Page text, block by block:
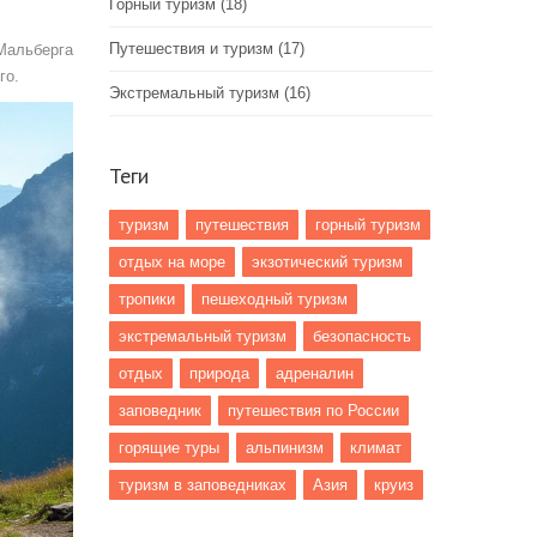
Горный туризм (18)
Путешествия и туризм (17)
Экстремальный туризм (16)
Теги
туризм путешествия горный туризм
отдых на море экзотический туризм
тропики пешеходный туризм
экстремальный туризм безопасность
отдых природа адреналин
заповедник путешествия по России
горящие туры альпинизм климат
туризм в заповедниках Азия круиз